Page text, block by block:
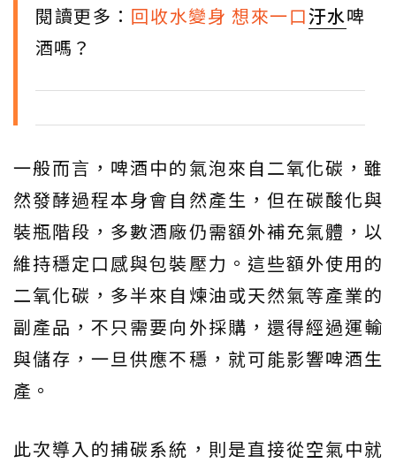
閱讀更多： 回收水變身 想來一口汙水啤
酒嗎？
一般而言，啤酒中的氣泡來自二氧化碳，雖
然發酵過程本身會自然產生，但在碳酸化與
裝瓶階段，多數酒廠仍需額外補充氣體，以
維持穩定口感與包裝壓力。這些額外使用的
二氧化碳，多半來自煉油或天然氣等產業的
副產品，不只需要向外採購，還得經過運輸
與儲存，一旦供應不穩，就可能影響啤酒生
產。
此次導入的捕碳系統，則是直接從空氣中就